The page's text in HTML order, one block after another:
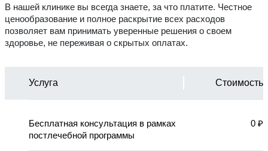
В нашей клинике вы всегда знаете, за что платите. Честное
ценообразование и полное раскрытие всех расходов
позволяет вам принимать уверенные решения о своем
здоровье, не переживая о скрытых оплатах.
Услуга Стоимость
Бесплатная консультация в рамках
постлечебной программы
0 ₽